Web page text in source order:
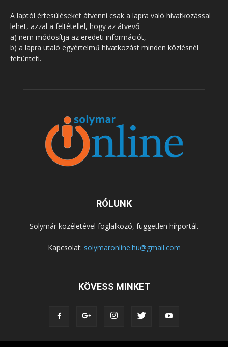
A laptól értesüléseket átvenni csak a lapra való hivatkozással
lehet, azzal a feltétellel, hogy az átvevő
a) nem módosítja az eredeti információt,
b) a lapra utaló egyértelmű hivatkozást minden közlésnél
feltünteti.
RÓLUNK
Solymár közéletével foglalkozó, független hírportál.
Kapcsolat: solymaronline.hu@gmail.com
KÖVESS MINKET